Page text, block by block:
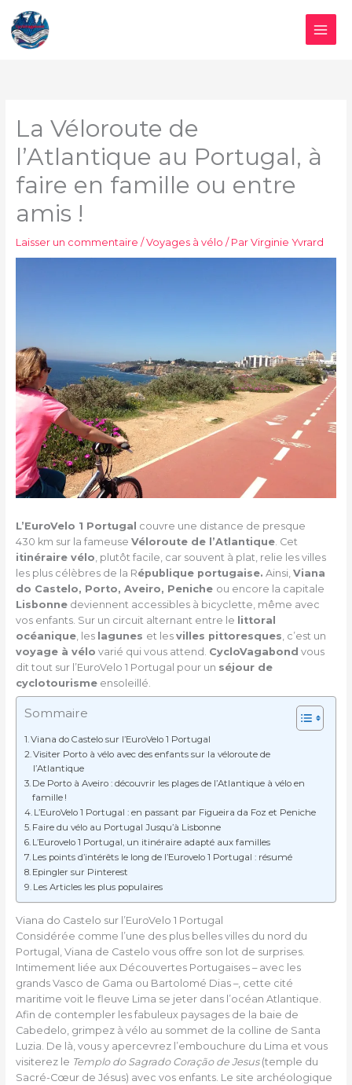
contenu
La Véloroute de
l’Atlantique au Portugal, à
faire en famille ou entre
amis !
Laisser un commentaire / Voyages à vélo / Par Virginie Yvrard
L’EuroVelo 1 Portugal couvre une distance de presque
430 km sur la fameuse Véloroute de l’Atlantique. Cet
itinéraire vélo, plutôt facile, car souvent à plat, relie les villes
les plus célèbres de la République portugaise. Ainsi, Viana
do Castelo, Porto, Aveiro, Peniche ou encore la capitale
Lisbonnedeviennent accessibles à bicyclette, même avec
vos enfants. Sur un circuit alternant entre le littoral
océanique, les lagunes et les villes pittoresques, c’est un
voyage à vélo varié qui vous attend. CycloVagabond vous
dit tout sur l’EuroVelo 1 Portugal pour un séjour de
cyclotourismeensoleillé.
Sommaire
Viana do Castelo sur l’EuroVelo 1 Portugal
Visiter Porto à vélo avec des enfants sur la véloroute de
l’Atlantique
De Porto à Aveiro : découvrir les plages de l’Atlantique à vélo en
famille !
L’EuroVelo 1 Portugal : en passant par Figueira da Foz et Peniche
Faire du vélo au Portugal Jusqu’à Lisbonne
L’Eurovelo 1 Portugal, un itinéraire adapté aux familles
Les points d’intérêts le long de l’Eurovelo 1 Portugal : résumé
Epingler sur Pinterest
Les Articles les plus populaires
Viana do Castelo sur l’EuroVelo 1 Portugal
Considérée comme l’une des plus belles villes du nord du
Portugal, Viana de Castelo vous offre son lot de surprises.
Intimement liée aux Découvertes Portugaises – avec les
grands Vasco de Gama ou Bartolomé Dias –, cette cité
maritime voit le fleuve Lima se jeter dans l’océan Atlantique.
Afin de contempler les fabuleux paysages de la baie de
Cabedelo, grimpez à vélo au sommet de la colline de Santa
Luzia. De là, vous y apercevrez l’embouchure du Lima et vous
visiterez le Templo do Sagrado Coração de Jesus(temple du
Sacré-Cœur de Jésus) avec vos enfants. Le site archéologique